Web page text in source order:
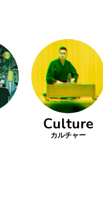
Culture
カルチャー